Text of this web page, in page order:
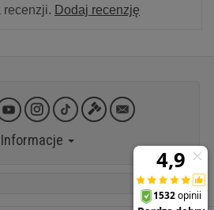
recenzji. Dodaj recenzję
Informacje